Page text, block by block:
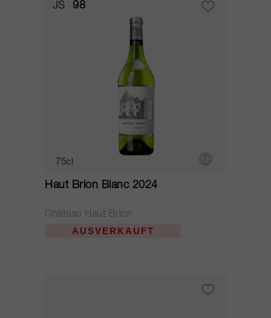
JS 98
75cl
Haut Brion Blanc 2024
Château Haut Brion
AUSVERKAUFT